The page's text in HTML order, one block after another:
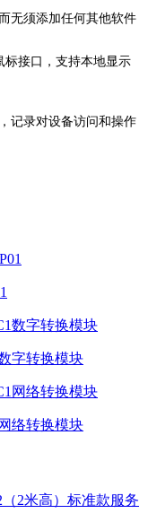
无须添加任何其他软件
标接口，支持本地显示
记录对设备访问和操作
字转换模块
络转换模块